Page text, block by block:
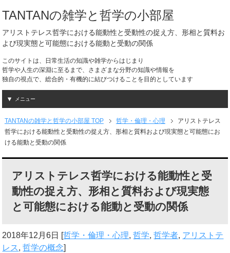
TANTANの雑学と哲学の小部屋
アリストテレス哲学における能動性と受動性の捉え方、形相と質料お
よび現実態と可能態における能動と受動の関係
このサイトは、日常生活の知識や雑学からはじまり
哲学や人生の深淵に至るまで、さまざまな分野の知識や情報を
独自の視点で、総合的・有機的に結びつけることを目的としています
メニュー
TANTANの雑学と哲学の小部屋 TOP 哲学・倫理・心理
アリストテレス
哲学における能動性と受動性の捉え方、形相と質料および現実態と可能態にお
ける能動と受動の関係
アリストテレス哲学における能動性と受
動性の捉え方、形相と質料および現実態
と可能態における能動と受動の関係
2018年12月6日 [哲学・倫理・心理,哲学,哲学者, アリストテ
レス,哲学の概念]